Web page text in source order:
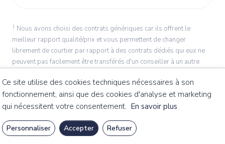
Ce site utilise des cookies techniques nécessaires à son
fonctionnement, ainsi que des cookies d'analyse et marketing
qui nécessitent votre consentement. En savoir plus
Personnaliser Accepter Refuser
1 Nous avons choisi des contrats génériques car ils offrent le
meilleur rapport qualité/prix et vous permettent de changer
librement de courtier par rapport à des contrats dédiés qui eux ne
peuvent pas facilement être transférés d'un conseiller à un autre